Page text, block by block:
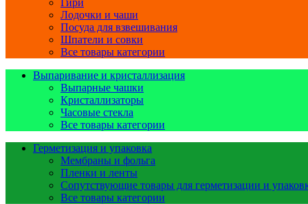
Гири
Лодочки и чаши
Посуда для взвешивания
Шпатели и совки
Все товары категории
Выпаривание и кристаллизация
Выпарные чашки
Кристаллизаторы
Часовые стекла
Все товары категории
Герметизация и упаковка
Мембраны и фольга
Пленки и ленты
Сопутствующие товары для герметизации и
Все товары категории